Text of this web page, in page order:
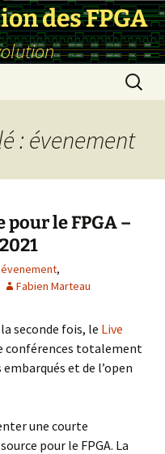
des FPGA
: évenement
le FPGA –
évenement,
Fabien Marteau
seconde fois, le Live
conférences totalement
et de l’open
une courte
pour le FPGA. La